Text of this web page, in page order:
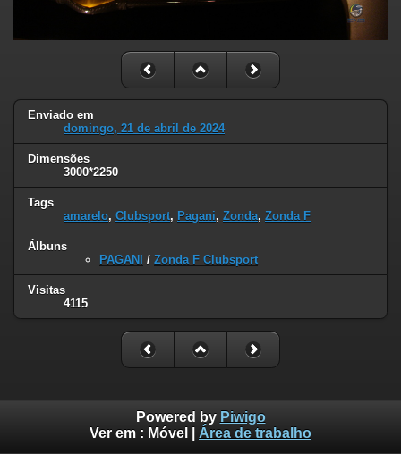
Enviado em
domingo, 21 de abril de 2024
Dimensões
3000*2250
Tags
amarelo, Clubsport, Pagani, Zonda, Zonda F
Álbuns
PAGANI
/ Zonda F Clubsport
Visitas
4115
Powered by Piwigo
Ver em : Móvel Área de trabalho